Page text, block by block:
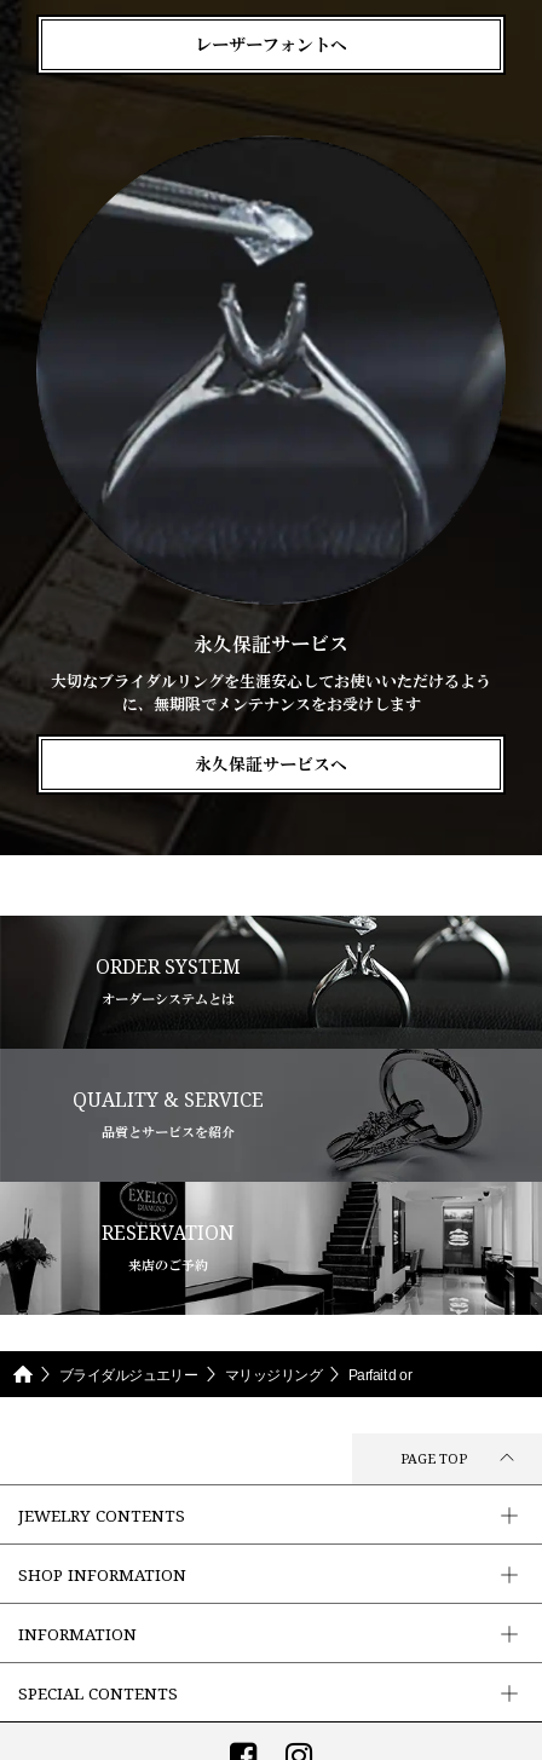
レーザーフォントへ
永久保証サービス
大切なブライダルリングを生涯安心してお使いいただけるよう
に、無期限でメンテナンスをお受けします
永久保証サービスへ
ORDER SYSTEM
オーダーシステムとは
QUALITY & SERVICE
品質とサービスを紹介
RESERVATION
来店のご予約
ブライダルジュエリー マリッジリング Parfait d or
PAGE TOP
JEWELRY CONTENTS
SHOP INFORMATION
INFORMATION
SPECIAL CONTENTS